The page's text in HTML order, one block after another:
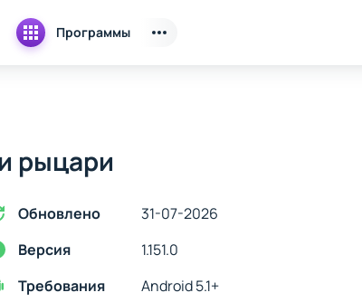
Программы
рыцари
Обновлено
31-07-2026
Версия
1.151.0
Требования
Android 5.1+